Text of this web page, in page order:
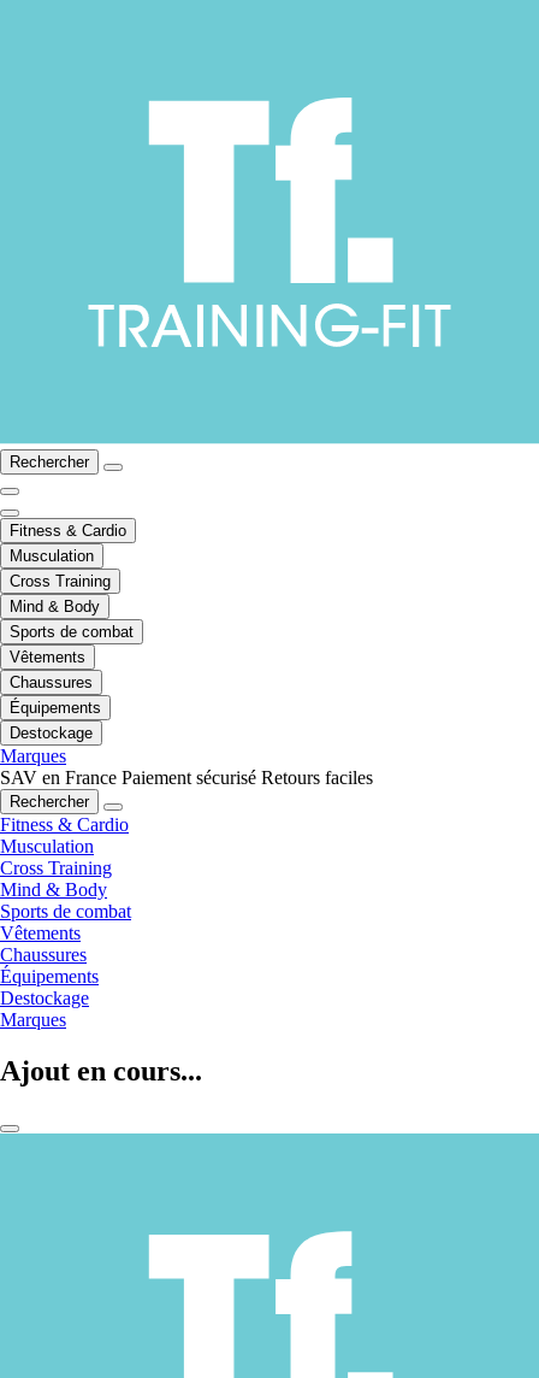
Rechercher
Fitness & Cardio
Musculation
Cross Training
Mind & Body
Sports de combat
Vêtements
Chaussures
Équipements
Destockage
Marques
SAV en France Paiement sécurisé Retours faciles
Rechercher
Fitness & Cardio
Musculation
Cross Training
Mind & Body
Sports de combat
Vêtements
Chaussures
Équipements
Destockage
Marques
Ajout en cours...